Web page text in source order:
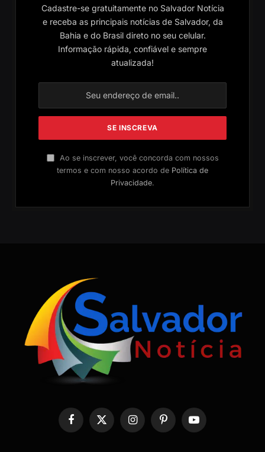
Cadastre-se gratuitamente no Salvador Notícia
e receba as principais notícias de Salvador, da
Bahia e do Brasil direto no seu celular.
Informação rápida, confiável e sempre
atualizada!
Ao se inscrever, você concorda com nossos
termos e com nosso acordo de Política de
Privacidade.
Facebook
X
(Twitter)
InstagramPinterestYouTube